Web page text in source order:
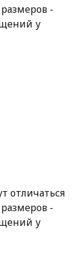
-
у
отличаться
-
у